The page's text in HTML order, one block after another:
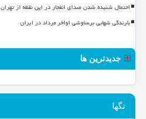
احتمال شنیده شدن صدای انفجار در این نقطه از تهران
بارندگی شهابی برساوشی اواخر مرداد در ایران
جدیدترین ها
تگها